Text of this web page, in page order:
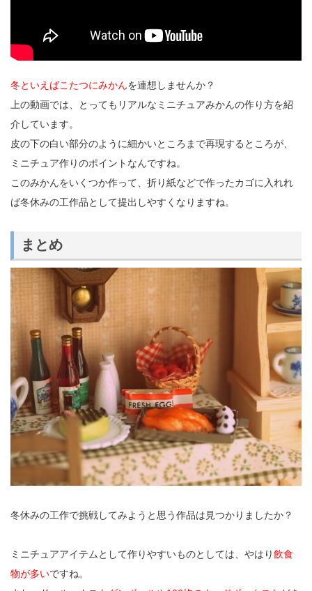
冬といえばこたつにみかんを連想しませんか？
上の動画では、とってもリアルなミニチュアみかんの作り方を紹
介しています。
皮の下の白い部分のように細かいところまで再現するところが、
ミニチュア作りのポイントなんですね。
このみかんをいくつか作って、折り紙などで作ったカゴに入れれ
ば冬休みの工作品として提出しやすくなりますね。
まとめ
冬休みの工作で挑戦してみようと思う作品は見つかりましたか？
ミニチュアアイテムとして作りやすいものとしては、やはり飲食
物が多いですね。